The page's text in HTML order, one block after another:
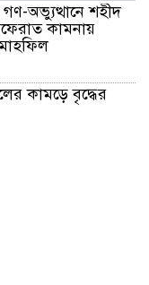
অভ্যুত্থানে শহীদ
কামনায়
কামড়ে বৃদ্ধের